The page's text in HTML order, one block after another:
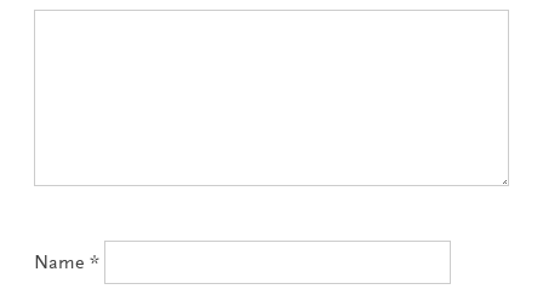
Name *